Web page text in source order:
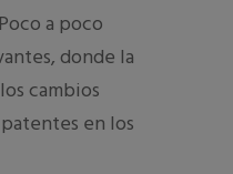
a poco
donde la
cambios
en los